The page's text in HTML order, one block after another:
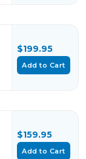
$199.95
Add to Cart
$159.95
Add to Cart